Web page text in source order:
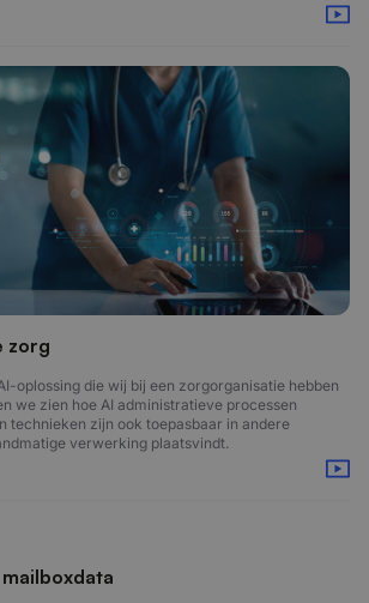
zorg
oplossing die wij bij een zorgorganisatie hebben
we zien hoe AI administratieve processen
technieken zijn ook toepasbaar in andere
verwerking plaatsvindt.